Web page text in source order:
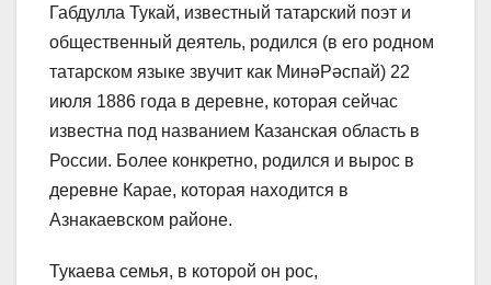
Габдулла Тукай, известный татарский поэт и
общественный деятель, родился (в его родном
татарском языке звучит как МинәРәспай) 22
июля 1886 года в деревне, которая сейчас
известна под названием Казанская область в
России. Более конкретно, родился и вырос в
деревне Карае, которая находится в
Азнакаевском районе.
Тукаева семья, в которой он рос,